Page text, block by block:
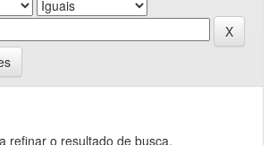
refinar o resultado de busca.